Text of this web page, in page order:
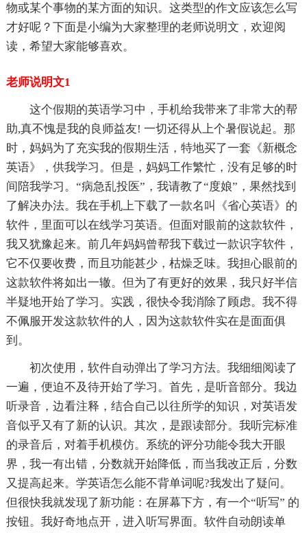
物或某个事物的某方面的知识。这类型的作文应该怎么写
才好呢？下面是小编为大家整理的老师说明文，欢迎阅
读，希望大家能够喜欢。
老师说明文1
这个假期的英语学习中，手机给我带来了非常大的帮
助,真不愧是我的良师益友! 一切还得从上个暑假说起。那
时，妈妈为了充实我的假期生活，特地买了一套《新概念
英语》，供我学习。但是，妈妈工作繁忙，没有足够的时
间陪我学习。“病急乱投医”，我请教了“度娘”，果然找到
了解决办法。我在手机上下载了一款名叫《省心英语》的
软件，里面可以在线学习英语。但面对眼前的这款软件，
我又犹豫起来。前几年妈妈曾帮我下载过一款识字软件，
它不仅要收费，而且功能甚少，枯燥乏味。我担心眼前的
这款软件将如出一辙。但为了有更好的效果，我只好半信
半疑地开始了学习。实践，很快令我消除了顾虑。我不得
不佩服开发这款软件的人，因为这款软件实在是面面俱
到。
初次使用，软件自动弹出了学习方法。我细细阅读了
一遍，便迫不及待开始了学习。首先，是听音部分。我边
听录音，边看注释，结合自己以往所学的知识，对英语发
音似乎又有了新的认识。其次，是跟读部分。我听完标准
的录音后，对着手机模仿。系统的评分功能令我大开眼
界，我一有出错，分数就开始降低，而当我改正后，分数
又提高起来。学英语怎么能不背单词呢?我发出了疑问。
但很快我就发现了新功能：在屏幕下方，有一个“听写” 的
按钮。我好奇地点开，进入听写界面。软件自动朗读单